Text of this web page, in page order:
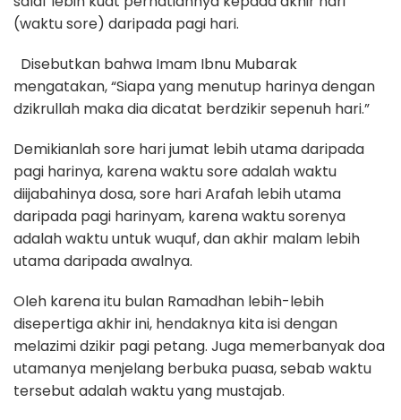
(waktu sore) daripada pagi hari.
Disebutkan bahwa Imam Ibnu Mubarak
mengatakan, “Siapa yang menutup harinya dengan
dzikrullah maka dia dicatat berdzikir sepenuh hari.”
Demikianlah sore hari jumat lebih utama daripada
pagi harinya, karena waktu sore adalah waktu
diijabahinya dosa, sore hari Arafah lebih utama
daripada pagi harinyam, karena waktu sorenya
adalah waktu untuk wuquf, dan akhir malam lebih
utama daripada awalnya.
Oleh karena itu bulan Ramadhan lebih-lebih
disepertiga akhir ini, hendaknya kita isi dengan
melazimi dzikir pagi petang. Juga memerbanyak doa
utamanya menjelang berbuka puasa, sebab waktu
tersebut adalah waktu yang mustajab.